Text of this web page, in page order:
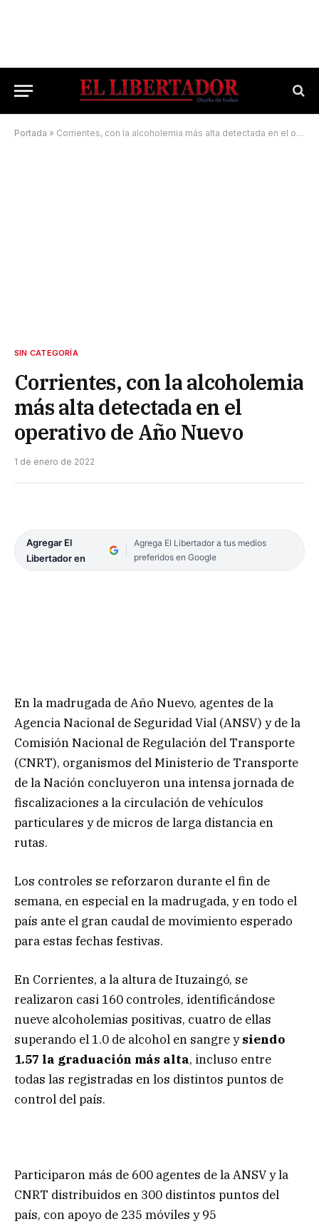
Portada » Corrientes, con la alcoholemia más alta detectada en el operativo de Año Nuevo
SIN CATEGORÍA
Corrientes, con la alcoholemia
más alta detectada en el
operativo de Año Nuevo
1 de enero de 2022
Agregar El
Libertador en
Agrega El Libertador a tus medios
preferidos en Google
En la madrugada de Año Nuevo, agentes de la
Agencia Nacional de Seguridad Vial (ANSV) y de la
Comisión Nacional de Regulación del Transporte
(CNRT), organismos del Ministerio de Transporte
de la Nación concluyeron una intensa jornada de
fiscalizaciones a la circulación de vehículos
particulares y de micros de larga distancia en
rutas.
Los controles se reforzaron durante el fin de
semana, en especial en la madrugada, y en todo el
país ante el gran caudal de movimiento esperado
para estas fechas festivas.
En Corrientes, a la altura de Ituzaingó, se
realizaron casi 160 controles, identificándose
nueve alcoholemias positivas, cuatro de ellas
superando el 1.0 de alcohol en sangre ysiendo
1.57 la graduación más alta, incluso entre
todas las registradas en los distintos puntos de
control del país.
Participaron más de 600 agentes de la ANSV y la
CNRT distribuidos en 300 distintos puntos del
país, con apoyo de 235 móviles y 95